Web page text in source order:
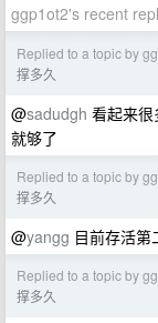
ggp1ot2's recent
Replied to a topic by
撑多久
@sadudgh 看起来
就够了
Replied to a topic by
撑多久
@yangg 目前存活第
Replied to a topic by
撑多久